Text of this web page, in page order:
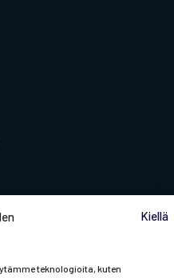
teknologioita, kuten
Kiellä